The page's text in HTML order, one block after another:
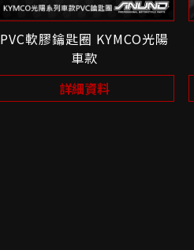
PVC軟膠鑰匙圈 KYMCO光陽
車款
詳細資料